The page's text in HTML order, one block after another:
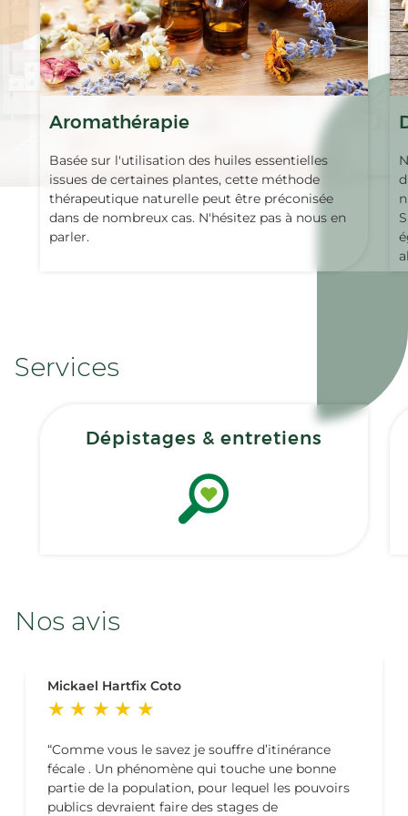
Aromathérapie
Basée sur l'utilisation des huiles essentielles
issues de certaines plantes, cette méthode
thérapeutique naturelle peut être préconisée
dans de nombreux cas. N'hésitez pas à nous en
parler.
Services
Dépistages & entretiens
Nos avis
Mickael Hartfix Coto
Comme vous le savez je souffre d’itinérance
fécale . Un phénomène qui touche une bonne
partie de la population, pour lequel les pouvoirs
publics devraient faire des stages de